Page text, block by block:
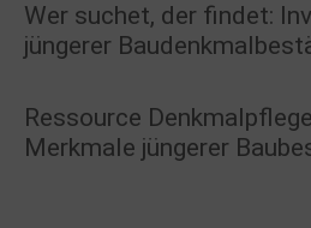
Wer suchet, der findet:
jüngerer
Ressource
Merkmale jüngerer